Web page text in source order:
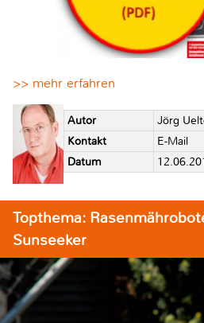
>> mehr erfahren
Autor
Jörg
Kontakt
E-Mail
Datum
Topthema:
Sunseeker